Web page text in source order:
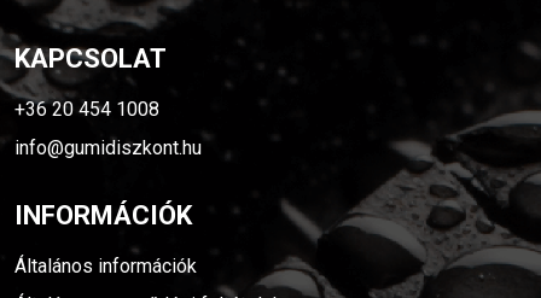
KAPCSOLAT
+36 20 454 1008
info@gumidiszkont.hu
INFORMÁCIÓK
Általános információk